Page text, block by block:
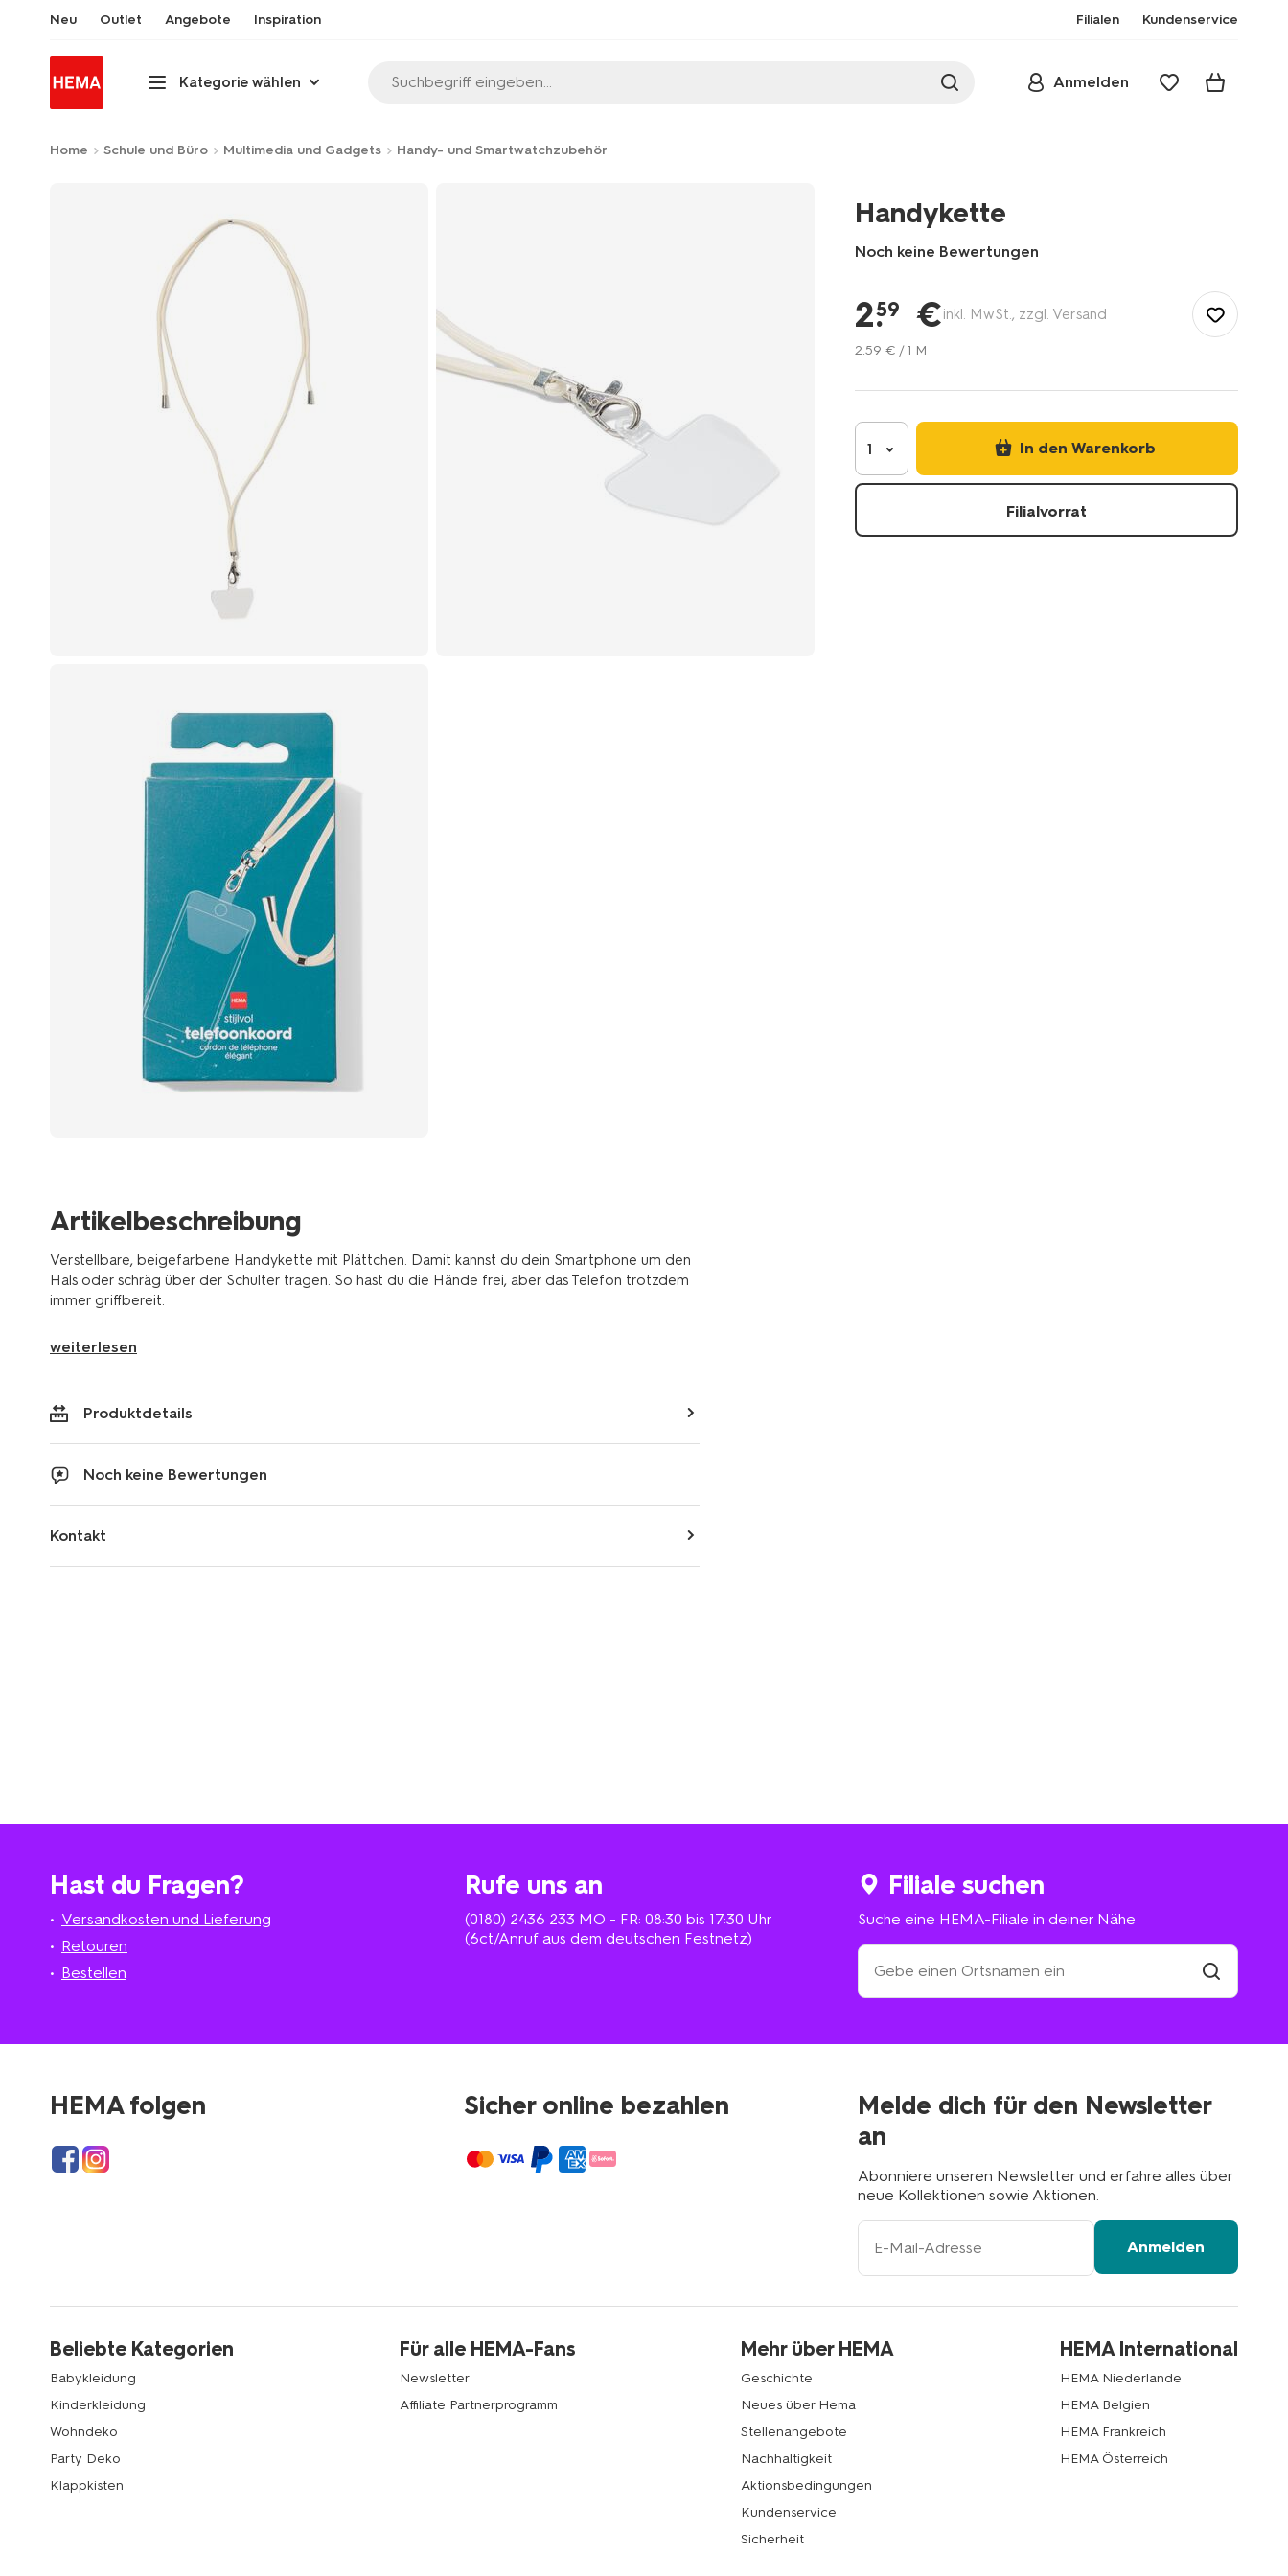
Neu Outlet Angebote Inspiration Filialen Kundenservice
Kategorie wählen Suchbegriff eingeben... Anmelden
Home Schule und Büro Multimedia und Gadgets Handy- und Smartwatchzubehör
Artikelbeschreibung
Verstellbare, beigefarbene Handykette mit Plättchen. Damit kannst du dein Smartphone um den
Hals oder schräg über der Schulter tragen. So hast du die Hände frei, aber das Telefon trotzdem
immer griffbereit.
weiterlesen
Produktdetails
Noch keine Bewertungen
Kontakt
Handykette
Noch keine Bewertungen
gadgets/handyhuellen/handykette-
2.
59 €inkl. MwSt., zzgl. Versand
2.59 € / 1 M
1 In den Warenkorb
Filialvorrat
Hast du Fragen?
Versandkosten und Lieferung
Retouren
Bestellen
Rufe uns an
(0180) 2436 233 MO - FR: 08:30 bis 17:30 Uhr
(6ct/Anruf aus dem deutschen Festnetz)
Filiale suchen
Suche eine HEMA-Filiale in deiner Nähe
Suche
eine
HEMA-
deiner
Filiale
HEMA folgen Sicher online bezahlen
Melde dich für den Newsletter
an
Abonniere unseren Newsletter und erfahre alles über
neue Kollektionen sowie Aktionen.
Ihre
Anmelden
Beliebte Kategorien
Babykleidung
Kinderkleidung
Wohndeko
Party Deko
Klappkisten
Für alle HEMA-Fans
Newsletter
Affiliate Partnerprogramm
Mehr über HEMA
Geschichte
Neues über Hema
Stellenangebote
Nachhaltigkeit
Aktionsbedingungen
Kundenservice
Sicherheit
HEMA International
HEMA Niederlande
HEMA Belgien
HEMA Frankreich
HEMA Österreich